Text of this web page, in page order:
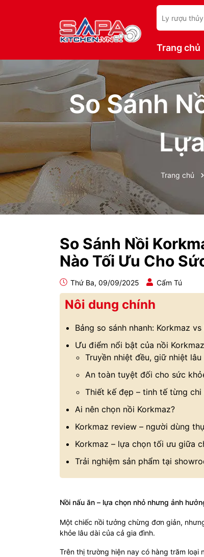
Trang chủ
So Sánh
Trang chủ
So Sánh Nồi
Nào Tối Ưu Cho
Thứ Ba, 09/09/2025 Cẩm Tú
Nôi dung chính
Bảng so sánh nhanh: Korkmaz
Ưu điểm nổi bật của nồi
Truyền nhiệt đều, giữ nhiệt lâu
An toàn tuyệt đối cho sức
Thiết kế đẹp – tinh tế từng chi
Ai nên chọn nồi Korkmaz?
Korkmaz review – người dùng
Korkmaz – lựa chọn tối ưu giữa
Trải nghiệm sản phẩm tại
Nồi nấu ăn – lựa chọn nhỏ nhưng ảnh
Một chiếc nồi tưởng chừng đơn giản,
khỏe lâu dài của cả gia đình.
Trên thị trường hiện nay có hàng trăm loại